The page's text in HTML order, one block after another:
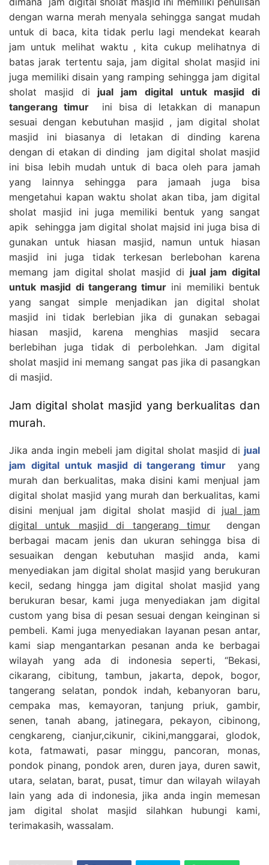
dengan warna merah menyala sehingga sangat mudah
untuk di baca, kita tidak perlu lagi mendekat kearah
jam untuk melihat waktu , kita cukup melihatnya di
batas jarak tertentu saja, jam digital sholat masjid ini
juga memiliki disain yang ramping sehingga jam digital
sholat masjid di jual jam digital untuk masjid di
tangerang timurini bisa di letakkan di manapun
sesuai dengan kebutuhan masjid , jam digital sholat
masjid ini biasanya di letakan di dinding karena
dengan di etakan di dinding jam digital sholat masjid
ini bisa lebih mudah untuk di baca oleh para jamah
yang lainnya sehingga para jamaah juga bisa
mengetahui kapan waktu sholat akan tiba, jam digital
sholat masjid ini juga memiliki bentuk yang sangat
apik sehingga jam digital sholat majsid ini juga bisa di
gunakan untuk hiasan masjid, namun untuk hiasan
masjid ini juga tidak terkesan berlebohan karena
memang jam digital sholat masjid di jual jam digital
untuk masjid di tangerang timur ini memiliki bentuk
yang sangat simple menjadikan jan digital sholat
masjid ini tidak berlebian jika di gunakan sebagai
hiasan masjid, karena menghias masjid secara
berlebihan juga tidak di perbolehkan. Jam digital
sholat masjid ini memang sangat pas jika di pasangkan
di masjid.
Jam digital sholat masjid yang berkualitas dan
murah.
Jika anda ingin mebeli jam digital sholat masjid di jual
jam digital untuk masjid di tangerang timur
yang
murah dan berkualitas, maka disini kami menjual jam
digital sholat masjid yang murah dan berkualitas, kami
disini menjual jam digital sholat masjid di jual jam
digital untuk masjid di tangerang timur dengan
berbagai macam jenis dan ukuran sehingga bisa di
sesuaikan dengan kebutuhan masjid anda, kami
menyediakan jam digital sholat masjid yang berukuran
kecil, sedang hingga jam digital sholat masjid yang
berukuran besar, kami juga menyediakan jam digital
custom yang bisa di pesan sesuai dengan keinginan si
pembeli. Kami juga menyediakan layanan pesan antar,
kami siap mengantarkan pesanan anda ke berbagai
wilayah yang ada di indonesia seperti, “Bekasi,
cikarang, cibitung, tambun, jakarta, depok, bogor,
tangerang selatan, pondok indah, kebanyoran baru,
cempaka mas, kemayoran, tanjung priuk, gambir,
senen, tanah abang, jatinegara, pekayon, cibinong,
cengkareng, cianjur,cikunir, cikini,manggarai, glodok,
kota, fatmawati, pasar minggu, pancoran, monas,
pondok pinang, pondok aren, duren jaya, duren sawit,
utara, selatan, barat, pusat, timur dan wilayah wilayah
lain yang ada di indonesia, jika anda ingin memesan
jam digital sholat masjid silahkan hubungi kami,
terimakasih, wassalam.